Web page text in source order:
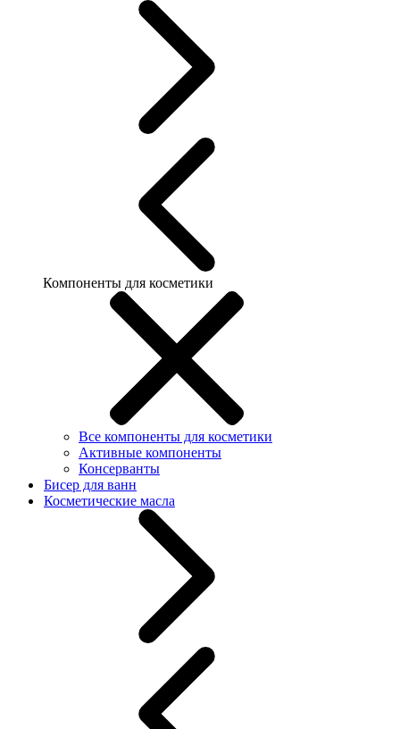
Компоненты для косметики
Все компоненты для косметики
Активные компоненты
Консерванты
Бисер для ванн
Косметические масла